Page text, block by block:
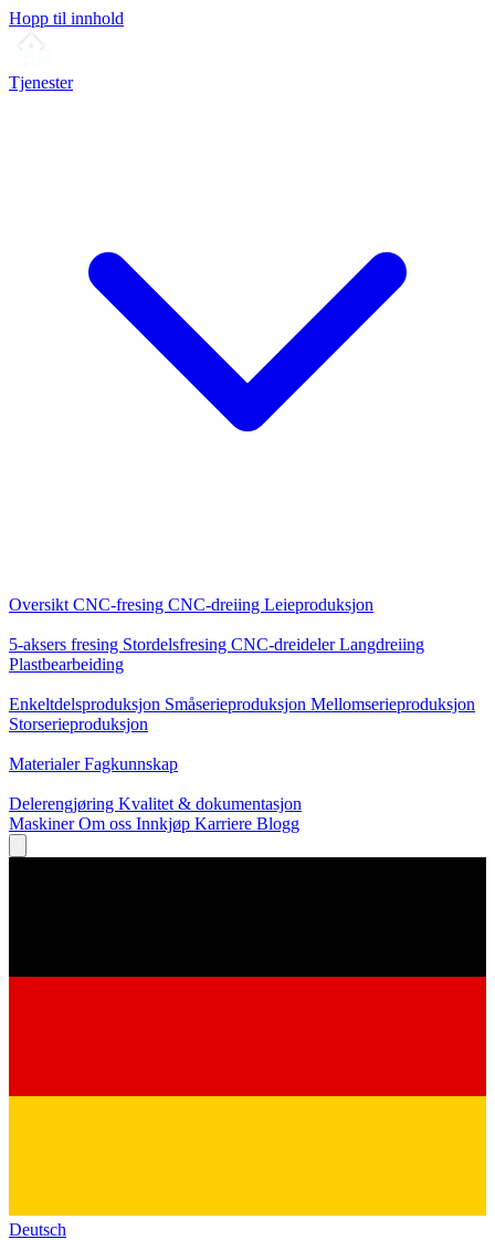
Hopp til innhold
Tjenester
Oversikt CNC-fresing CNC-dreiing Leieproduksjon
5-aksers fresing Stordelsfresing CNC-dreidelerLangdreiing
Plastbearbeiding
Enkeltdelsproduksjon Småserieproduksjon Mellomserieproduksjon
Storserieproduksjon
MaterialerFagkunnskap
Delerengjøring Kvalitet & dokumentasjon
MaskinerOm oss Innkjøp Karriere Blogg
Deutsch